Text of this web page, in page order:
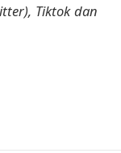
Tiktok dan